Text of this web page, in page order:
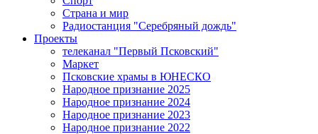
Страна и мир
Радиостанция "Серебряный дождь"
Проекты
телеканал "Первый Псковский"
Маркет
Псковские храмы в ЮНЕСКО
Народное признание 2025
Народное признание 2024
Народное признание 2023
Народное признание 2022